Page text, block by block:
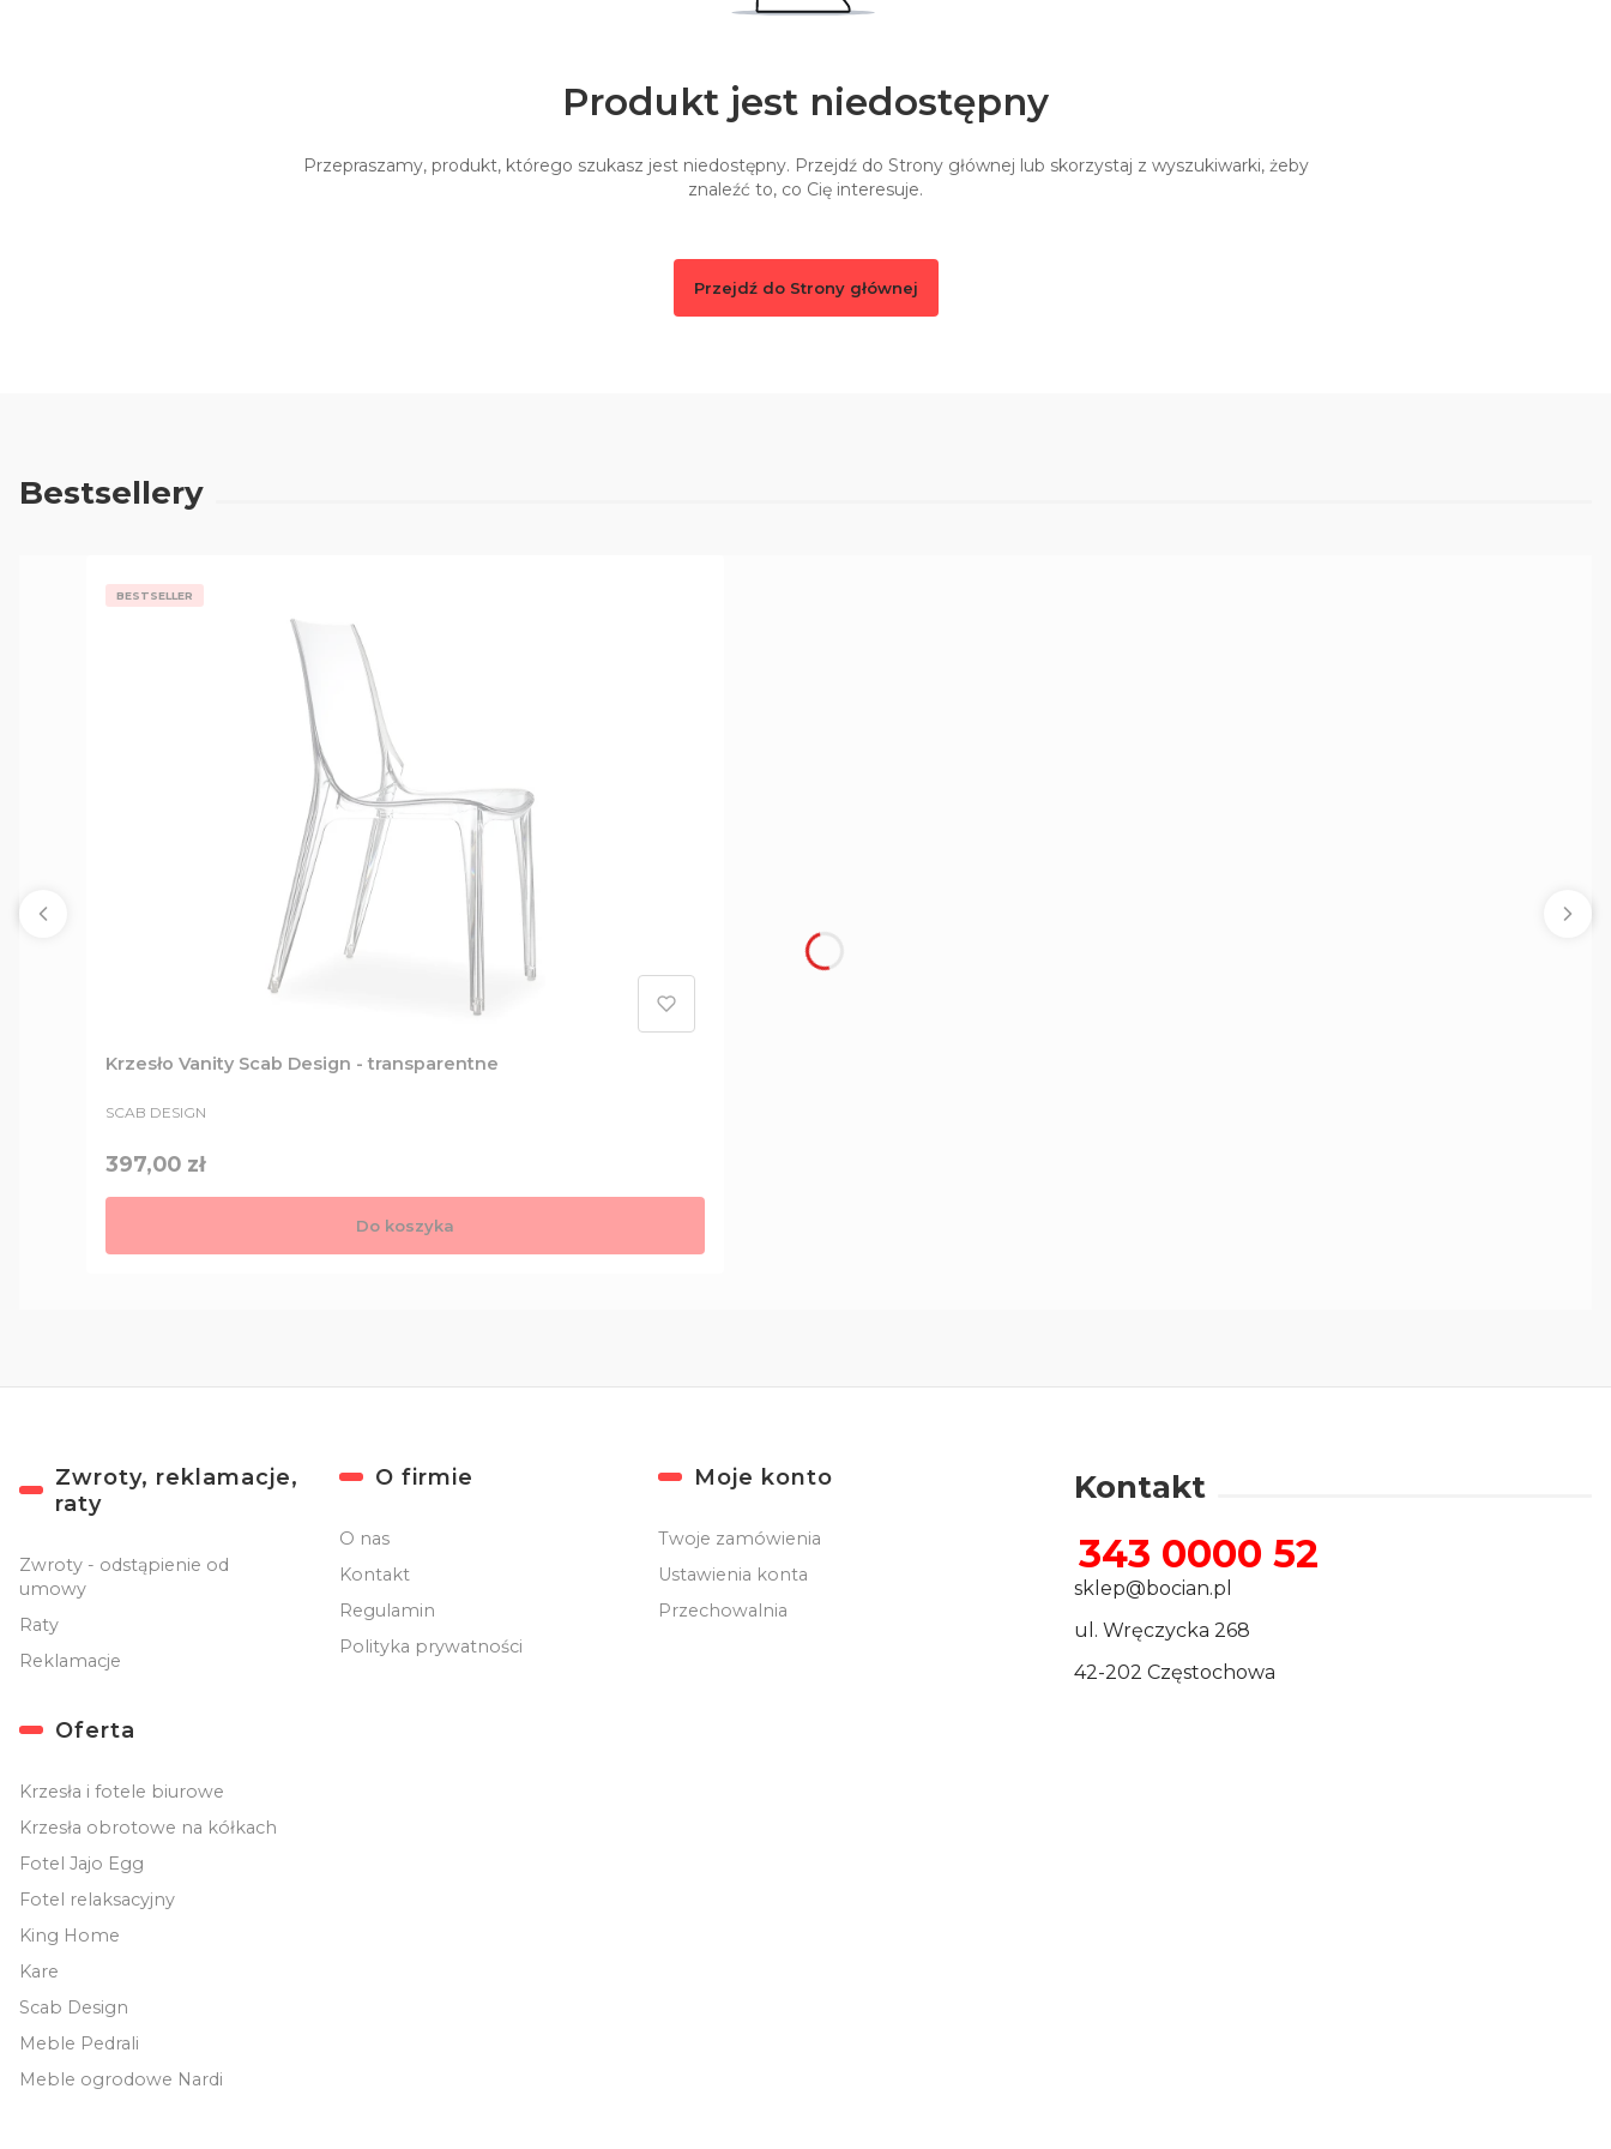
Produkt jest niedostępny
Przepraszamy, produkt, którego szukasz jest niedostępny. Przejdź do Strony głównej lub skorzystaj z wyszukiwarki, żeby
znaleźć to, co Cię interesuje.
Przejdź do Strony głównej
Bestsellery
BESTSELLER
Krzesło Vanity Scab Design - transparentne
PRODUCENT
SCAB DESIGN
Cena
397,00 zł
Do koszyka
Linki w stopce
Zwroty, reklamacje,
raty
Zwroty - odstąpienie od
umowy
Raty
Reklamacje
O firmie
O nas
Kontakt
Regulamin
Polityka prywatności
Moje konto
Twoje zamówienia
Ustawienia konta
Przechowalnia
Oferta
Krzesła i fotele biurowe
Krzesła obrotowe na kółkach
Fotel Jajo Egg
Fotel relaksacyjny
King Home
Kare
Scab Design
Meble Pedrali
Meble ogrodowe Nardi
Kontakt
343 0000 52
sklep@bocian.pl
ul. Wręczycka 268
42-202 Częstochowa